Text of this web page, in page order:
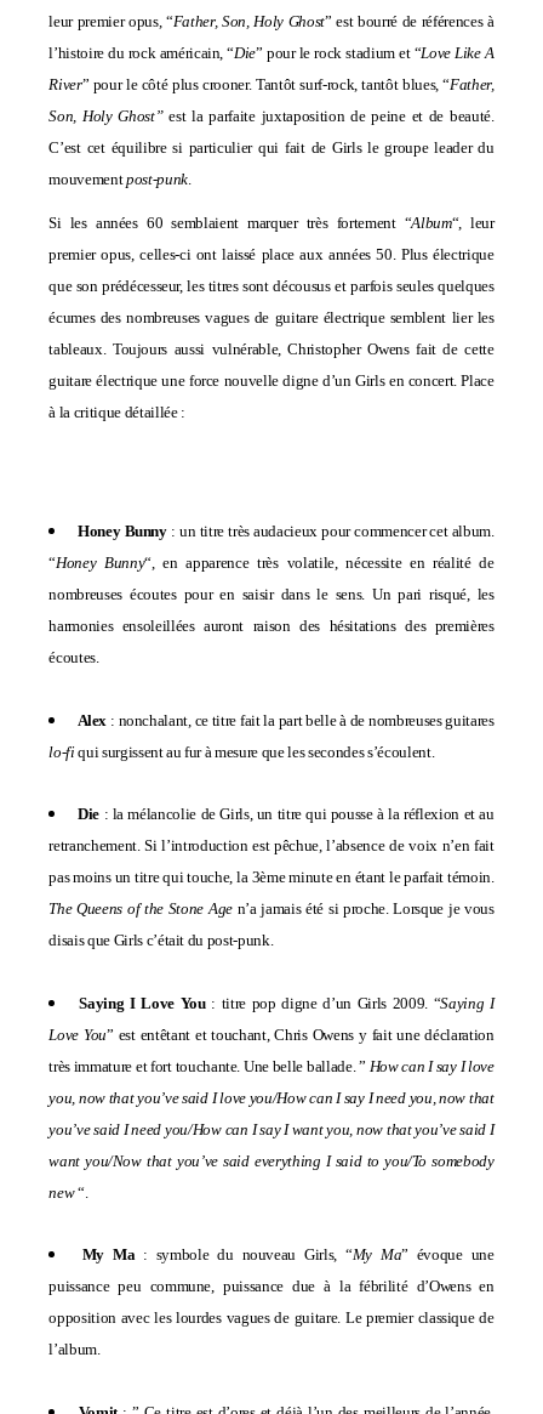
leur premier opus, “Father, Son, Holy Ghost” est bourré de références à
l’histoire du rock américain, “Die” pour le rock stadium et “Love Like A
River” pour le côté plus crooner. Tantôt surf-rock, tantôt blues, “Father,
Son, Holy Ghost”est la parfaite juxtaposition de peine et de beauté.
C’est cet équilibre si particulier qui fait de Girls le groupe leader du
mouvementpost-punk.
Si les années 60 semblaient marquer très fortement “Album“, leur
premier opus, celles-ci ont laissé place aux années 50. Plus électrique
que son prédécesseur, les titres sont décousus et parfois seules quelques
écumes des nombreuses vagues de guitare électrique semblent lier les
tableaux. Toujours aussi vulnérable, Christopher Owens fait de cette
guitare électrique une force nouvelle digne d’un Girls en concert. Place
à la critique détaillée :
Honey Bunny: un titre très audacieux pour commencer cet album.
“Honey Bunny“, en apparence très volatile, nécessite en réalité de
nombreuses écoutes pour en saisir dans le sens. Un pari risqué, les
harmonies ensoleillées auront raison des hésitations des premières
écoutes.
Alex : nonchalant, ce titre fait la part belle à de nombreuses guitares
lo-fiqui surgissent au fur à mesure que les secondes s’écoulent.
Die : la mélancolie de Girls, un titre qui pousse à la réflexion et au
retranchement. Si l’introduction est pêchue, l’absence de voix n’en fait
pas moins un titre qui touche, la 3ème minute en étant le parfait témoin.
The Queens of the Stone Agen’a jamais été si proche. Lorsque je vous
disais que Girls c’était du post-punk.
Saying I Love You: titre pop digne d’un Girls 2009. “Saying I
Love You” est entêtant et touchant, Chris Owens y fait une déclaration
très immature et fort touchante. Une belle ballade. ” How can I say I love
you, now that you’ve said I love you/How can I say I need you, now that
you’ve said I need you/How can I say I want you, now that you’ve said I
want you/Now that you’ve said everything I said to you/To somebody
new“.
My Ma: symbole du nouveau Girls, “My Ma” évoque une
puissance peu commune, puissance due à la fébrilité d’Owens en
opposition avec les lourdes vagues de guitare. Le premier classique de
l’album.